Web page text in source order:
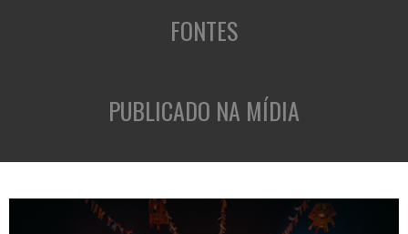
FONTES
PUBLICADO NA MÍDIA